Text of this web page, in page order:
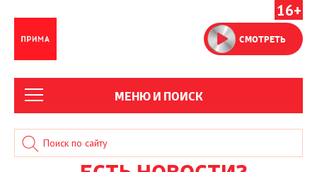
16+
СМОТРЕТЬ
МЕНЮ И ПОИСК